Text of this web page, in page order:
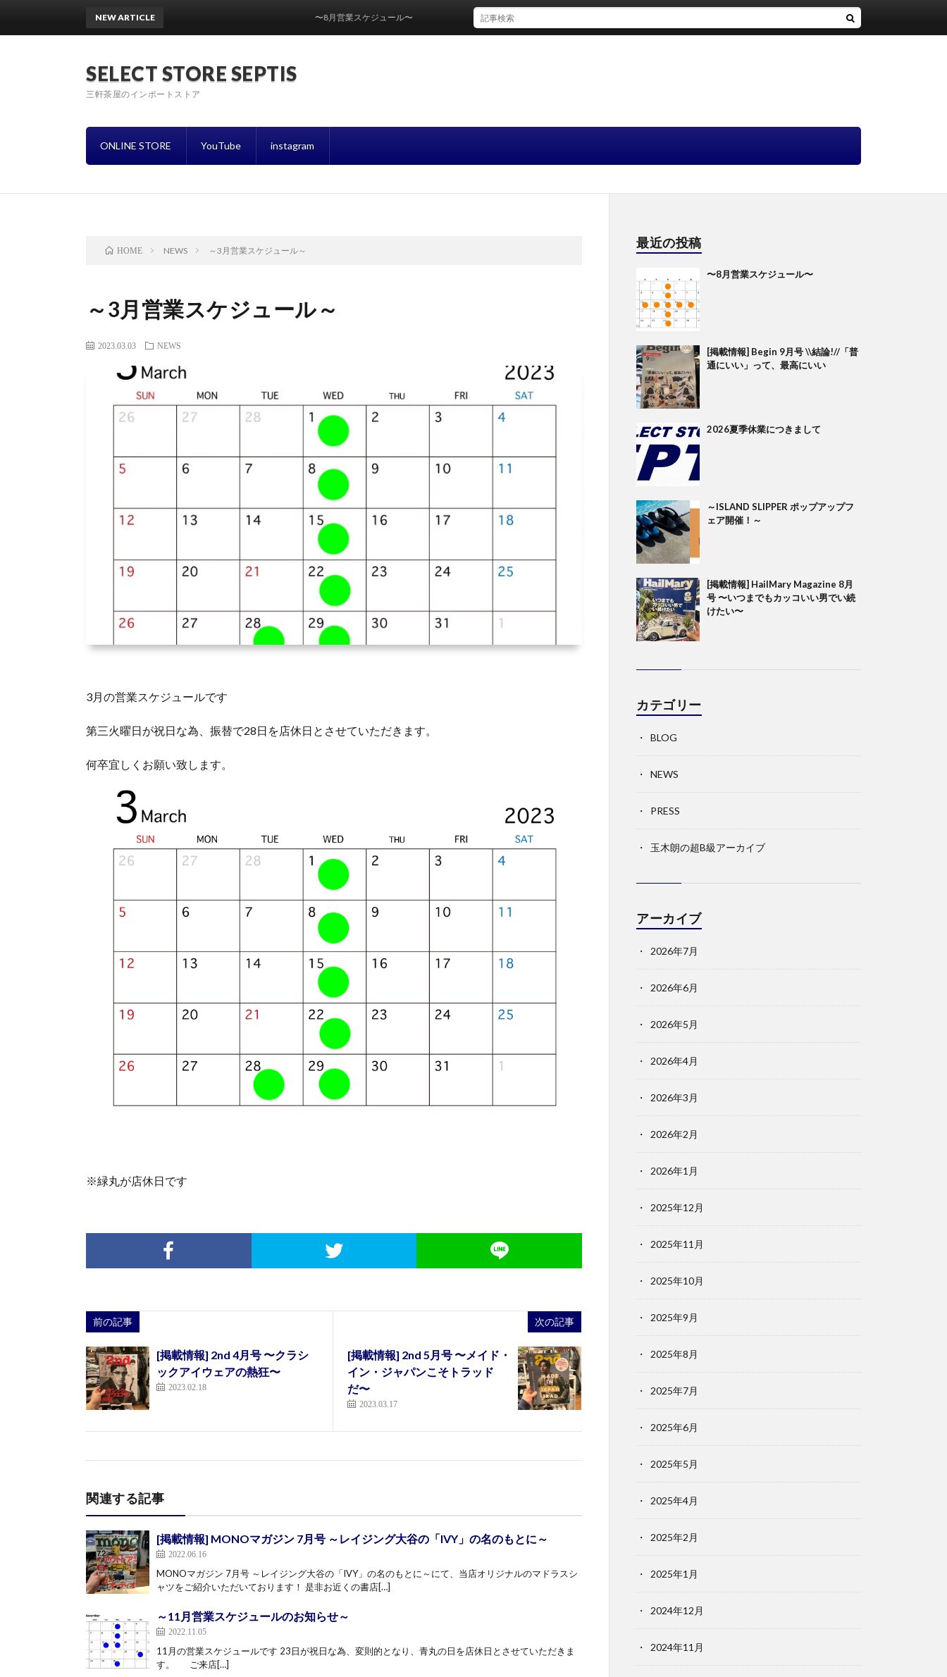
SELECT STORE SEPTIS
三軒茶屋のインポートストア
ONLINE STORE YouTube instagram
NEW ARTICLE 〜8月営業スケジュール〜
HOME NEWS ～3月営業スケジュール～
～3月営業スケジュール～
2023.03.03 NEWS
3月の営業スケジュールです
第三火曜日が祝日な為、振替で28日を店休日とさせていただきます。
何卒宜しくお願い致します。
※緑丸が店休日です
前の記事
[掲載情報] 2nd 4月号 〜クラシ
ックアイウェアの熱狂〜
2023.02.18
次の記事
[掲載情報] 2nd 5月号 〜メイド・
イン・ジャパンこそトラッド
だ〜
2023.03.17
関連する記事
[掲載情報] MONOマガジン 7月号 ～レイジング大谷の「IVY」の名のもとに～
2022.06.16
MONOマガジン 7月号 ～レイジング大谷の「IVY」の名のもとに～にて、当店オリジナルのマドラスシ
ャツをご紹介いただいております！ 是非お近くの書店[…]
～11月営業スケジュールのお知らせ～
2022.11.05
11月の営業スケジュールです 23日が祝日な為、変則的となり、青丸の日を店休日とさせていただきま
す。 ご来店[…]
最近の投稿
〜8月営業スケジュール〜
[掲載情報] Begin 9月号 \\結論!//「普
通にいい」って、最高にいい
2026夏季休業につきまして
～ISLAND SLIPPER ポップアップフ
ェア開催！～
[掲載情報] HailMary Magazine 8月
号 〜いつまでもカッコいい男でい続
けたい〜
カテゴリー
BLOG
NEWS
PRESS
玉木朗の超B級アーカイブ
アーカイブ
2026年7月
2026年6月
2026年5月
2026年4月
2026年3月
2026年2月
2026年1月
2025年12月
2025年11月
2025年10月
2025年9月
2025年8月
2025年7月
2025年6月
2025年5月
2025年4月
2025年2月
2025年1月
2024年12月
2024年11月